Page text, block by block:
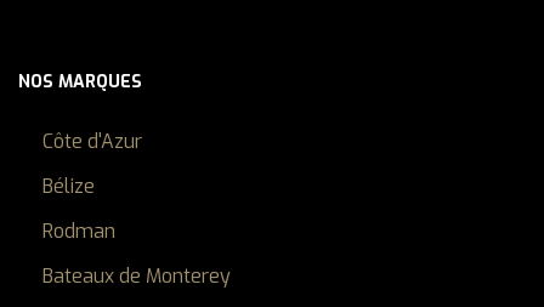
NOS MARQUES
Côte d'Azur
Bélize
Rodman
Bateaux de Monterey